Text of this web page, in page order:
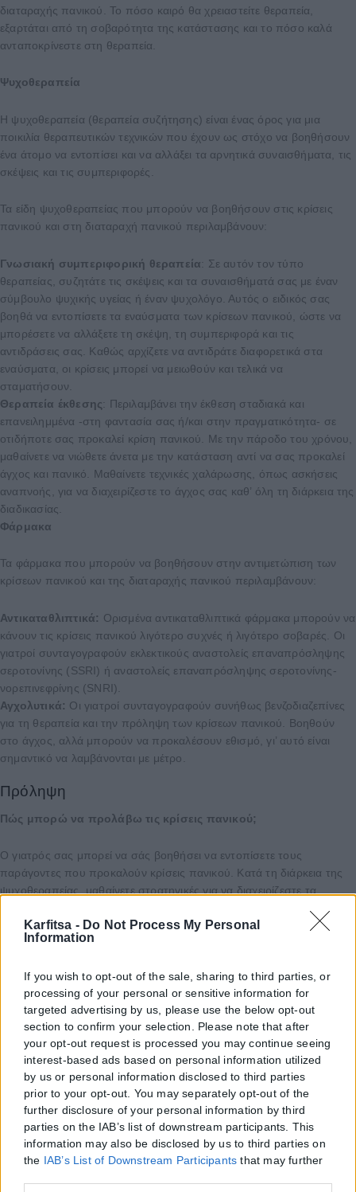
Karfitsa - Do Not Process My Personal
Information
If you wish to opt-out of the sale, sharing to third parties, or
processing of your personal or sensitive information for
targeted advertising by us, please use the below opt-out
section to confirm your selection. Please note that after
your opt-out request is processed you may continue seeing
interest-based ads based on personal information utilized
by us or personal information disclosed to third parties
prior to your opt-out. You may separately opt-out of the
further disclosure of your personal information by third
parties on the IAB’s list of downstream participants. This
information may also be disclosed by us to third parties on
the IAB’s List of Downstream Participants that may further
διαταραχής πανικού. Το πόσο καιρό θα χρειαστείτε θεραπεία,
εξαρτάται από τη σοβαρότητα της κατάστασης και το πόσο καλά
ανταποκρίνεστε στη θεραπεία.
Ψυχοθεραπεία
Η ψυχοθεραπεία (θεραπεία συζήτησης) είναι ένας όρος για μια
ποικιλία θεραπευτικών τεχνικών που έχουν ως στόχο να βοηθήσουν
ένα άτομο να εντοπίσει και να αλλάξει τα αρνητικά συναισθήματα, τις
σκέψεις και τις συμπεριφορές.
Τα είδη ψυχοθεραπείας που μπορούν να βοηθήσουν στις κρίσεις
πανικού και στη διαταραχή πανικού περιλαμβάνουν:
Γνωσιακή συμπεριφορική θεραπεία: Σε αυτόν τον τύπο
θεραπείας, συζητάτε τις σκέψεις και τα συναισθήματά σας με έναν
σύμβουλο ψυχικής υγείας ή έναν ψυχολόγο. Αυτός ο ειδικός σας
βοηθά να εντοπίσετε τα εναύσματα των κρίσεων πανικού, ώστε να
μπορέσετε να αλλάξετε τη σκέψη, τη συμπεριφορά και τις
αντιδράσεις σας. Καθώς αρχίζετε να αντιδράτε διαφορετικά στα
εναύσματα, οι κρίσεις μπορεί να μειωθούν και τελικά να
σταματήσουν.
Θεραπεία έκθεσης: Περιλαμβάνει την έκθεση σταδιακά και
επανειλημμένα -στη φαντασία σας ή/και στην πραγματικότητα- σε
οτιδήποτε σας προκαλεί κρίση πανικού. Με την πάροδο του χρόνου,
μαθαίνετε να νιώθετε άνετα με την κατάσταση αντί να σας προκαλεί
άγχος και πανικό. Μαθαίνετε τεχνικές χαλάρωσης, όπως ασκήσεις
αναπνοής, για να διαχειρίζεστε το άγχος σας καθ’ όλη τη διάρκεια της
διαδικασίας.
Φάρμακα
Τα φάρμακα που μπορούν να βοηθήσουν στην αντιμετώπιση των
κρίσεων πανικού και της διαταραχής πανικού περιλαμβάνουν:
Αντικαταθλιπτικά: Ορισμένα αντικαταθλιπτικά φάρμακα μπορούν να
κάνουν τις κρίσεις πανικού λιγότερο συχνές ή λιγότερο σοβαρές. Οι
γιατροί συνταγογραφoύν εκλεκτικούς αναστολείς επαναπρόσληψης
σεροτονίνης (SSRI) ή αναστολείς επαναπρόσληψης σεροτονίνης-
νορεπινεφρίνης (SNRI).
Αγχολυτικά: Οι γιατροί συνταγογραφούν συνήθως βενζοδιαζεπίνες
για τη θεραπεία και την πρόληψη των κρίσεων πανικού. Βοηθούν
στο άγχος, αλλά μπορούν να προκαλέσουν εθισμό, γι’ αυτό είναι
σημαντικό να λαμβάνονται με μέτρο.
Πρόληψη
Πώς μπορώ να προλάβω τις κρίσεις πανικού;
Ο γιατρός σας μπορεί να σάς βοηθήσει να εντοπίσετε τους
παράγοντες που προκαλούν κρίσεις πανικού. Κατά τη διάρκεια της
ψυχοθεραπείας, μαθαίνετε στρατηγικές για να διαχειρίζεστε τα
γεγονότα που σας προκαλούν και να προλαμβάνετε μια κρίση.
Μπορείτε επίσης να ακολουθήσετε τα παρακάτω για να μειώσετε τον
Αποφύγετε την καφεΐνη, το αλκοόλ και το κάπνισμα, καθώς μπορούν
να επιδεινώσουν τις κρίσεις πανικού.
Κάντε άσκηση, καθώς σάς βοηθά να διαχειριστείτε το άγχος, να
ανακουφιστείτε από την ένταση και να βελτιώσετε τη διάθεσή σας.
Να ακολουθείτε μια υγιεινή διατροφή.
Διαχειριστείτε το άγχος.
Μιλήστε με τον γιατρό σας πριν πάρετε φυτικά συμπληρώματα ή
φάρμακα. Ορισμένες ουσίες μπορεί να αυξήσουν το άγχος.
Πρόγνωση
Ποια είναι η πρόγνωση για τις κρίσεις πανικού και τη